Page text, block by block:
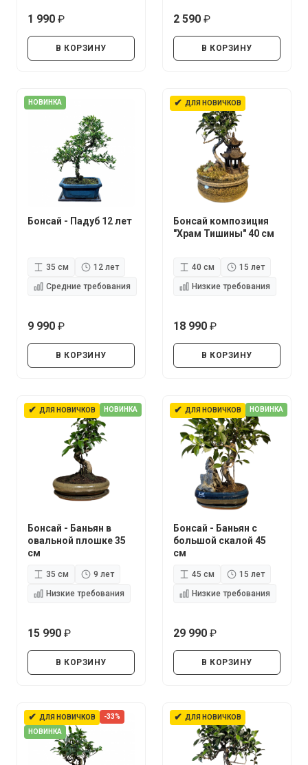
1 990
В КОРЗИНУ
2 590
В КОРЗИНУ
НОВИНКА
Бонсай - Падуб 12 лет
35 см
12 лет
Средние требования
9 990
В КОРЗИНУ
✔ ДЛЯ НОВИЧКОВ
Бонсай композиция
"Храм Тишины" 40 см
40 см
15 лет
Низкие требования
18 990
В КОРЗИНУ
✔ ДЛЯ НОВИЧКОВ НОВИНКА
Бонсай - Баньян в
овальной плошке 35
см
35 см
9 лет
Низкие требования
15 990
В КОРЗИНУ
✔ ДЛЯ НОВИЧКОВ НОВИНКА
Бонсай - Баньян с
большой скалой 45
см
45 см
15 лет
Низкие требования
29 990
В КОРЗИНУ
✔ ДЛЯ НОВИЧКОВ
-33%
НОВИНКА
✔ ДЛЯ НОВИЧКОВ